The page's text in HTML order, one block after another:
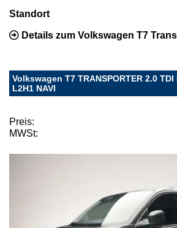
Standort
Details zum Volkswagen T7
Volkswagen T7 TRANSPORTER 2.0 TDI
L2H1 NAVI
Preis:
MWSt: